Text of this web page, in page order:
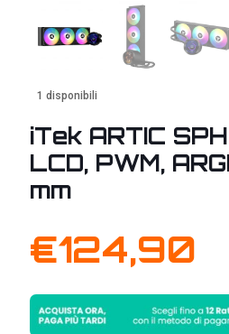
1 disponibili
iTek ARTIC
LCD, PWM,
mm
€124,90